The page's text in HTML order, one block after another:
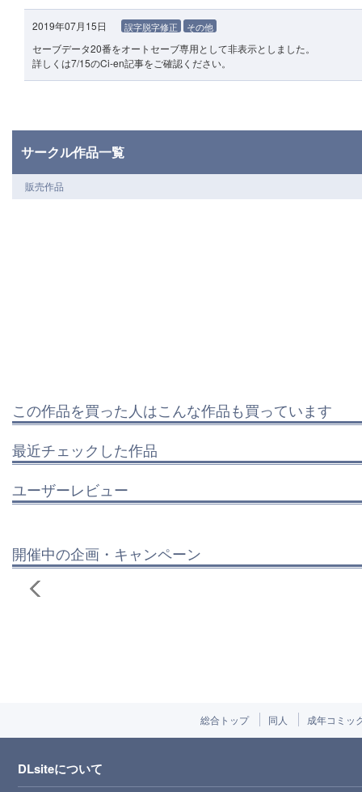
2019年07月15日 誤字脱字修正 その他
セーブデータ20番をオートセーブ専用として非表示としました。
詳しくは7/15のCi-en記事をご確認ください。
サークル作品一覧
販売作品
この作品を買った人はこんな作品も買っています
最近チェックした作品
ユーザーレビュー
開催中の企画・キャンペーン
総合トップ 同人 成年コミッ
DLsiteについて